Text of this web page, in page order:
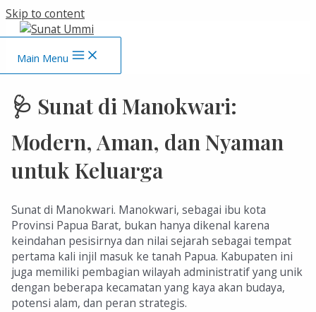
Skip to content
Main Menu
🩺 Sunat di Manokwari:
Modern, Aman, dan Nyaman
untuk Keluarga
Sunat di Manokwari. Manokwari, sebagai ibu kota
Provinsi Papua Barat, bukan hanya dikenal karena
keindahan pesisirnya dan nilai sejarah sebagai tempat
pertama kali injil masuk ke tanah Papua. Kabupaten ini
juga memiliki pembagian wilayah administratif yang unik
dengan beberapa kecamatan yang kaya akan budaya,
potensi alam, dan peran strategis.